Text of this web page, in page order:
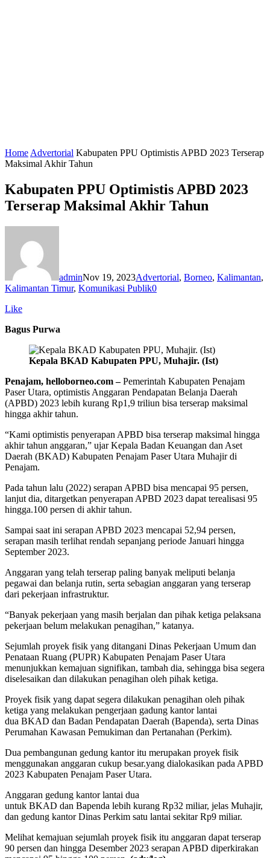
Home Advertorial Kabupaten PPU Optimistis APBD 2023 Terserap
Maksimal Akhir Tahun
Kabupaten PPU Optimistis APBD 2023
Terserap Maksimal Akhir Tahun
adminNov 19, 2023Advertorial, Borneo, Kalimantan,
Kalimantan Timur, Komunikasi Publik0
Like
Bagus Purwa
Kepala BKAD Kabupaten PPU, Muhajir. (Ist)
Penajam, helloborneo.com –Pemerintah Kabupaten Penajam
Paser Utara, optimistis Anggaran Pendapatan Belanja Daerah
(APBD) 2023 lebih kurang Rp1,9 triliun bisa terserap maksimal
hingga akhir tahun.
“Kami optimistis penyerapan APBD bisa terserap maksimal hingga
akhir tahun anggaran,” ujar Kepala Badan Keuangan dan Aset
Daerah (BKAD) Kabupaten Penajam Paser Utara Muhajir di
Penajam.
Pada tahun lalu (2022) serapan APBD bisa mencapai 95 persen,
lanjut dia, ditargetkan penyerapan APBD 2023 dapat terealisasi 95
hingga.100 persen di akhir tahun.
Sampai saat ini serapan APBD 2023 mencapai 52,94 persen,
serapan masih terlihat rendah sepanjang periode Januari hingga
September 2023.
Anggaran yang telah terserap paling banyak meliputi belanja
pegawai dan belanja rutin, serta sebagian anggaran yang terserap
dari pekerjaan infrastruktur.
“Banyak pekerjaan yang masih berjalan dan pihak ketiga pelaksana
pekerjaan belum melakukan penagihan,” katanya.
Sejumlah proyek fisik yang ditangani Dinas Pekerjaan Umum dan
Penataan Ruang (PUPR) Kabupaten Penajam Paser Utara
menunjukkan kemajuan signifikan, tambah dia, sehingga bisa segera
diselesaikan dan dilakukan penagihan oleh pihak ketiga.
Proyek fisik yang dapat segera dilakukan penagihan oleh pihak
ketiga yang melakukan pengerjaan gadung kantor lantai
dua BKAD dan Badan Pendapatan Daerah (Bapenda), serta Dinas
Perumahan Kawasan Pemukiman dan Pertanahan (Perkim).
Dua pembangunan gedung kantor itu merupakan proyek fisik
menggunakan anggaran cukup besar.yang dialokasikan pada APBD
2023 Kabupaten Penajam Paser Utara.
Anggaran gedung kantor lantai dua
untuk BKAD dan Bapenda lebih kurang Rp32 miliar, jelas Muhajir,
dan gedung kantor Dinas Perkim satu lantai sekitar Rp9 miliar.
Melihat kemajuan sejumlah proyek fisik itu anggaran dapat terserap
90 persen dan hingga Desember 2023 serapan APBD diperkirakan